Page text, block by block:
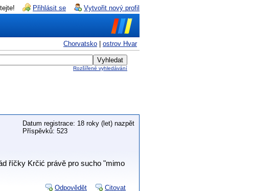
Přihlásit se Vytvořit nový profil
Chorvatsko ostrov Hvar
Rozšířené vyhledávání
Datum registrace: 18 roky (let) nazpět
Příspěvků: 523
říčky Krčić právě pro sucho "mimo
Odpovědět Citovat